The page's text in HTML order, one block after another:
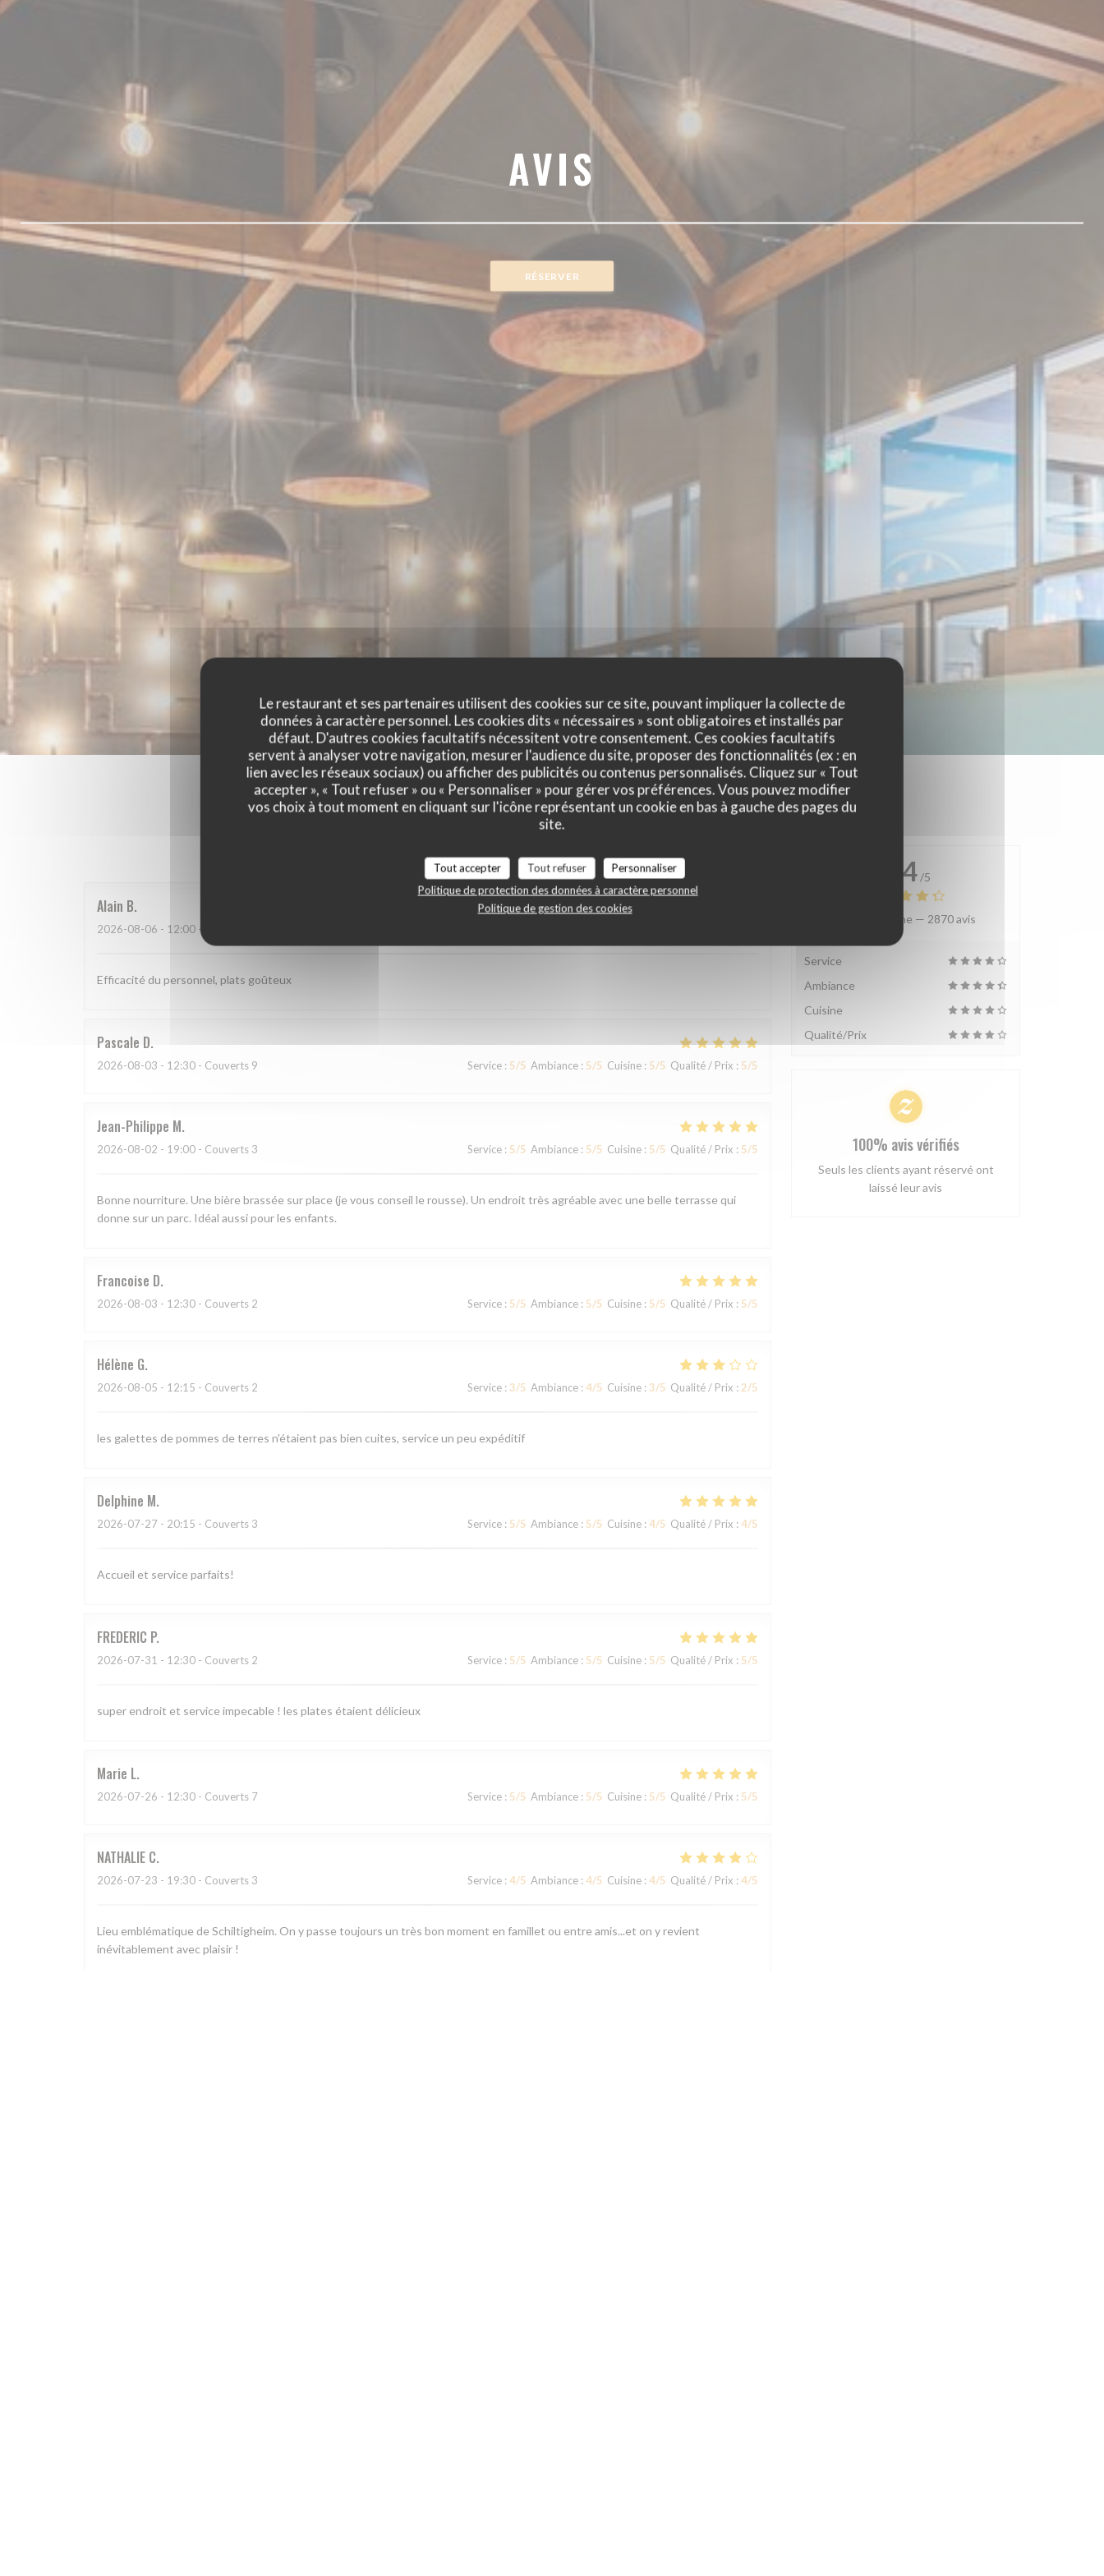
Le restaurant et ses partenaires utilisent des cookies sur ce site, pouvant impliquer la collecte de
données à caractère personnel. Les cookies dits « nécessaires » sont obligatoires et installés par
défaut. D'autres cookies facultatifs nécessitent votre consentement. Ces cookies facultatifs
servent à analyser votre navigation, mesurer l'audience du site, proposer des fonctionnalités (ex : en
lien avec les réseaux sociaux) ou afficher des publicités ou contenus personnalisés. Cliquez sur « Tout
accepter », « Tout refuser » ou « Personnaliser » pour gérer vos préférences. Vous pouvez modifier
vos choix à tout moment en cliquant sur l'icône représentant un cookie en bas à gauche des pages du
site.
Tout accepter Tout refuser
Personnaliser
Politique de protection des données à caractère personnel
Politique de gestion des cookies
AVIS
RÉSERVER
Les avis de nos clients
Alain B
2026-08-06 - 12:00 - Couverts 2
Efficacité du personnel, plats goûteux
Pascale D
2026-08-03 - 12:30 - Couverts 9 Service : 5/5 Ambiance : 5/5 Cuisine : 5/5 Qualité / Prix : 5/5
Jean-Philippe M
2026-08-02 - 19:00 - Couverts 3 Service : 5/5 Ambiance : 5/5 Cuisine : 5/5 Qualité / Prix : 5/5
Bonne nourriture. Une bière brassée sur place (je vous conseil le rousse). Un endroit très agréable avec une belle terrasse qui
donne sur un parc. Idéal aussi pour les enfants.
Francoise D
2026-08-03 - 12:30 - Couverts 2 Service : 5/5 Ambiance : 5/5 Cuisine : 5/5 Qualité / Prix : 5/5
Hélène G
2026-08-05 - 12:15 - Couverts 2 Service : 3/5 Ambiance : 4/5 Cuisine : 3/5 Qualité / Prix : 2/5
les galettes de pommes de terres n'étaient pas bien cuites, service un peu expéditif
Delphine M
2026-07-27 - 20:15 - Couverts 3 Service : 5/5 Ambiance : 5/5 Cuisine : 4/5 Qualité / Prix : 4/5
Accueil et service parfaits!
FREDERIC P
2026-07-31 - 12:30 - Couverts 2 Service : 5/5 Ambiance : 5/5 Cuisine : 5/5 Qualité / Prix : 5/5
super endroit et service impecable ! les plates étaient délicieux
Marie L
2026-07-26 - 12:30 - Couverts 7 Service : 5/5 Ambiance : 5/5 Cuisine : 5/5 Qualité / Prix : 5/5
NATHALIE C
2026-07-23 - 19:30 - Couverts 3 Service : 4/5 Ambiance : 4/5 Cuisine : 4/5 Qualité / Prix : 4/5
Lieu emblématique de Schiltigheim. On y passe toujours un très bon moment en famillet ou entre amis...et on y revient
inévitablement avec plaisir !
4.4 /5
Note moyenne — 2870 avis
Service
Ambiance
Cuisine
Qualité/Prix
100% avis vérifiés
Seuls les clients ayant réservé ont
laissé leur avis